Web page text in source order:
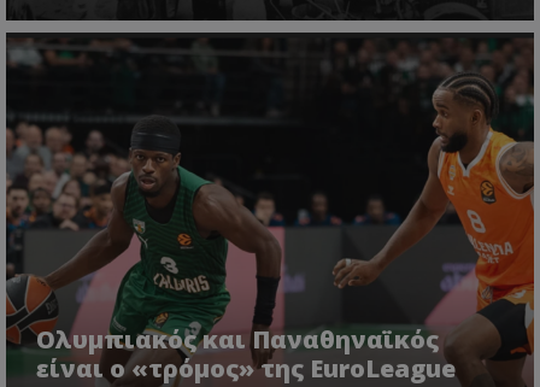
Ολυμπιακός και Παναθηναϊκός
είναι ο «τρόμος» της EuroLeague